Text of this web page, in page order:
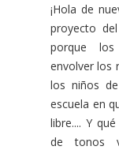
¡Hola de
proyecto
porque
envolver los
los niños
escuela en
libre.... Y
de tonos